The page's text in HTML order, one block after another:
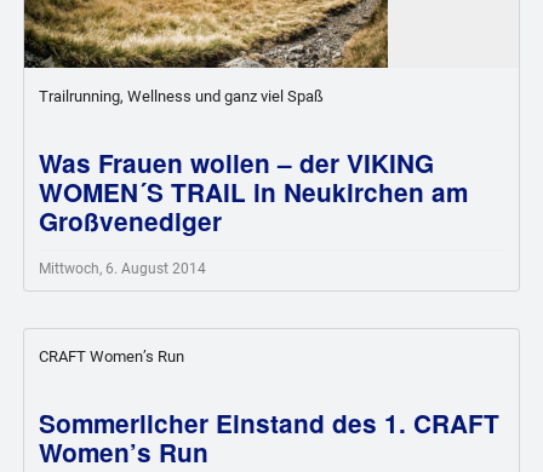
Trailrunning, Wellness und ganz viel Spaß
Was Frauen wollen – der VIKING
WOMEN´S TRAIL in Neukirchen am
Großvenediger
Mittwoch, 6. August 2014
CRAFT Women’s Run
Sommerlicher Einstand des 1. CRAFT
Women’s Run